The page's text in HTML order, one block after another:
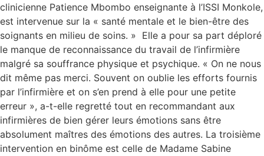
clinicienne Patience Mbombo enseignante à l’ISSI Monkole,
est intervenue sur la « santé mentale et le bien-être des
soignants en milieu de soins. » Elle a pour sa part déploré
le manque de reconnaissance du travail de l’infirmière
malgré sa souffrance physique et psychique. « On ne nous
dit même pas merci. Souvent on oublie les efforts fournis
par l’infirmière et on s’en prend à elle pour une petite
erreur », a-t-elle regretté tout en recommandant aux
infirmières de bien gérer leurs émotions sans être
absolument maîtres des émotions des autres. La troisième
intervention en binôme est celle de Madame Sabine